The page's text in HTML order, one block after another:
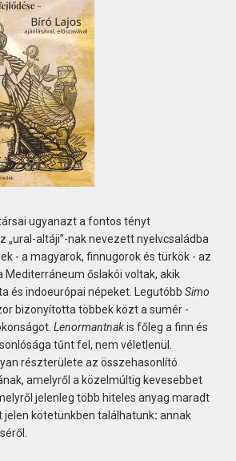
ugyanazt a fontos tényt
„ural-altáji”-nak nevezett nyelvcsaládba
- a magyarok, finnugorok és türkök - az
Mediterráneum őslakói voltak, akik
és indoeurópai népeket. LegutóbbSimo
bizonyította többek közt a sumér -
Lenormantnakis főleg a finn és
tűnt fel, nem véletlenül.
részterülete az összehasonlító
amelyről a közelmúltig kevesebbet
jelenleg több hiteles anyag maradt
jelen kötetünkben találhatunk: annak